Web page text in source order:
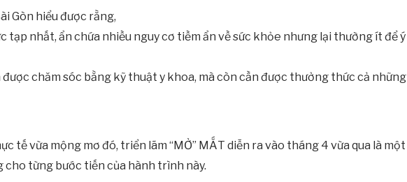
Gòn hiểu được rằng,
tạp nhất, ẩn chứa nhiều nguy cơ tiềm ẩn về sức khỏe nhưng lại thường ít để ý
chăm sóc bằng kỹ thuật y khoa, mà còn cần được thưởng thức cả những
tế vừa mộng mơ đó, triển lãm “MỞ” MẮT diễn ra vào tháng 4 vừa qua là một
cho từng bước tiến của hành trình này.